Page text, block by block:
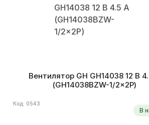
Вентилятор GH GH14038 12 В
(GH14038BZW-1/2×2P)
Код: 0543
В